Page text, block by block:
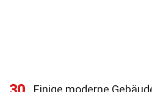
Einige moderne